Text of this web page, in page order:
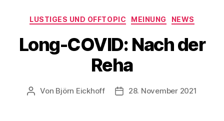
Kategorien
LUSTIGES UND OFFTOPIC MEINUNG NEWS
Long-COVID: Nach der
Reha
Beitragsautor
Von Björn Eickhoff Veröffentlichungsdatum
28. November 2021